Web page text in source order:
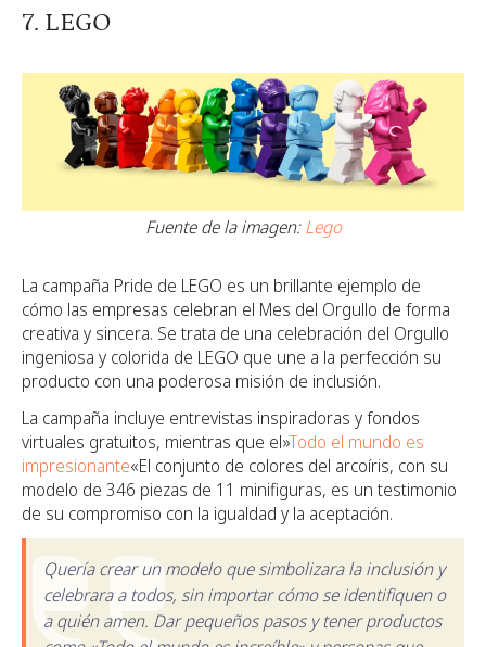
7. LEGO
Fuente de la imagen:Lego
La campaña Pride de LEGO es un brillante ejemplo de
cómo las empresas celebran el Mes del Orgullo de forma
creativa y sincera. Se trata de una celebración del Orgullo
ingeniosa y colorida de LEGO que une a la perfección su
producto con una poderosa misión de inclusión.
La campaña incluye entrevistas inspiradoras y fondos
virtuales gratuitos, mientras que el»Todo el mundo es
impresionante«El conjunto de colores del arcoíris, con su
modelo de 346 piezas de 11 minifiguras, es un testimonio
de su compromiso con la igualdad y la aceptación.
Quería crear un modelo que simbolizara la inclusión y
celebrara a todos, sin importar cómo se identifiquen o
a quién amen. Dar pequeños pasos y tener productos